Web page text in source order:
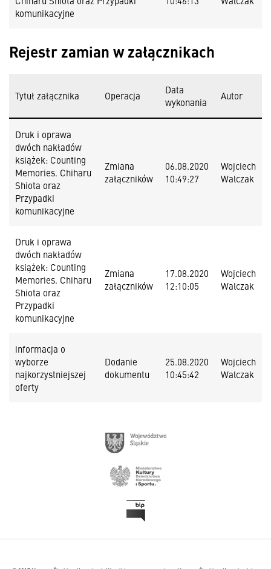
komunikacyjne
Rejestr zamian w załącznikach
Tytuł załącznika Operacja
Data
wykonania
Autor
Druk i oprawa
dwóch nakładów
książek: Counting
Memories. Chiharu
Shiota oraz
Przypadki
komunikacyjne
Zmiana
załączników
06.08.2020
10:49:27
Wojciech
Walczak
Druk i oprawa
dwóch nakładów
książek: Counting
Memories. Chiharu
Shiota oraz
Przypadki
komunikacyjne
Zmiana
załączników
17.08.2020
12:10:05
Wojciech
Walczak
informacja o
wyborze
najkorzystniejszej
oferty
Dodanie
dokumentu
25.08.2020
10:45:42
Wojciech
Walczak